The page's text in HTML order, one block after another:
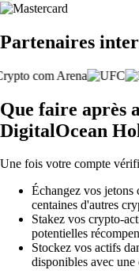
Partenaires
Que faire après
DigitalOcean
Une fois votre compte
Échangez vos jetons
centaines d'autres
Stakez vos crypto-
potentielles
Stockez vos actifs
disponibles avec